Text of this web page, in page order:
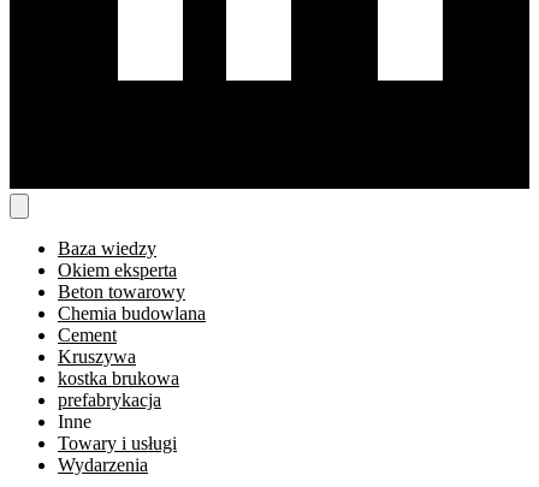
Baza wiedzy
Okiem eksperta
Beton towarowy
Chemia budowlana
Cement
Kruszywa
kostka brukowa
prefabrykacja
Inne
Towary i usługi
Wydarzenia